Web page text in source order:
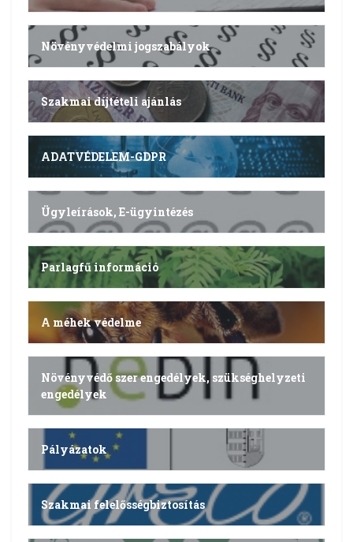
Növényvédelmi jogszabályok
Szakmai díjtételi ajánlás
ADATVÉDELEM-GDPR
Ügyleírások, E-ügyintézés
Parlagfű információ
A méhek védelme
Növényvédő szer engedélyek, szükséghelyzeti
engedélyek
Pályázatok
Szakmai felelősségbiztosítás